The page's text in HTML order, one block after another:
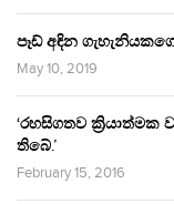
පෑඩ් අඳින
May 10, 2019
‘රහසිගතව ක්‍රියාත්මක
තිබේ.’
February 15, 2016